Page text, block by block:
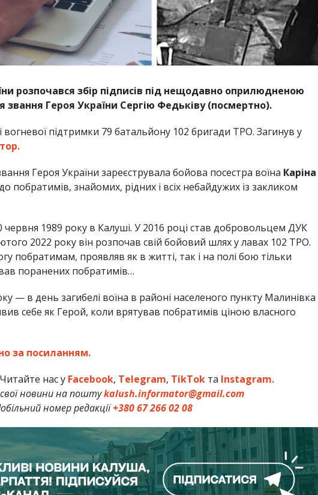
розпочався збір підписів під нещодавно оприлюдненою
Героя України Сергію Федьківу (посмертно).
вогневої підтримки 79 батальйону 102 бригади ТРО. Загинув у
Героя України зареєструвала бойова посестра воїна Каріна
побратимів, знайомих, рідних і всіх небайдужих із закликом
червня 1989 року в Калуші. У 2016 році став добровольцем ДУК
2022 року він розпочав свій бойовий шлях у лавах 102 ТРО.
побратимам, проявляв як в житті, так і на полі бою тільки
поранених побратимів…
— в день загибелі воїна в районі населеного пункту Малинівка
себе як Герой, коли врятував побратимів ціною власного
за посиланням.
нас у Facebook, Telegram, TikTok та Instagram.
новини на поштуkalush.informator@gmail.com
номер редакції+380 67 266 02 08